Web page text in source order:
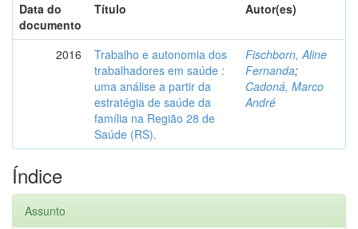
Data do
documento
Título Autor(es)
2016
Trabalho e autonomia dos
trabalhadores em saúde :
uma análise a partir da
estratégia de saúde da
família na Região 28 de
Saúde (RS).
Fischborn, Aline
Fernanda;
Cadoná, Marco
André
Índice
Assunto